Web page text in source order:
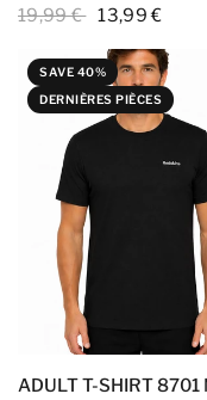
19,99 € 13,99 €
SAVE 40%
DERNIÈRES PIÈCES
ADULT T-SHIRT 8701